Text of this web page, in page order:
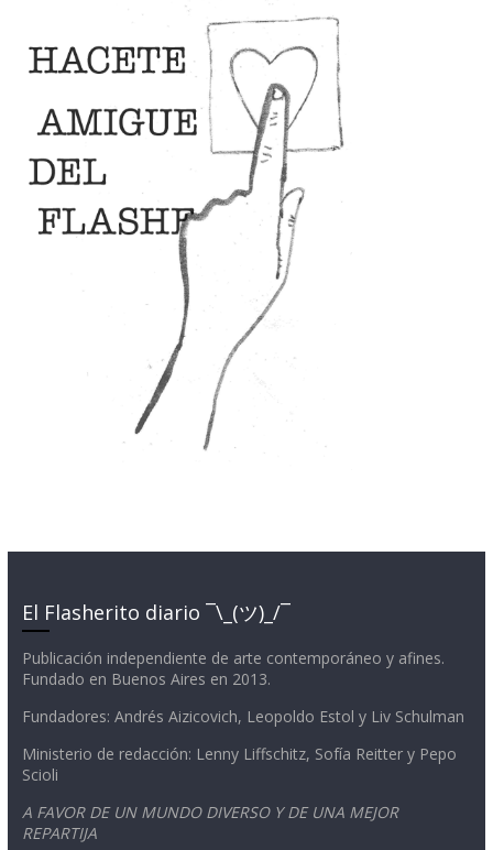
El Flasherito diario ¯\_(ツ)_/¯
Publicación independiente de arte contemporáneo y afines.
Fundado en Buenos Aires en 2013.
Fundadores: Andrés Aizicovich, Leopoldo Estol y Liv Schulman
Ministerio de redacción: Lenny Liffschitz, Sofía Reitter y Pepo
Scioli
A FAVOR DE UN MUNDO DIVERSO Y DE UNA MEJOR
REPARTIJA